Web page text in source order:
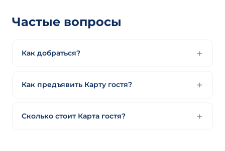
Частые вопросы
Как добраться?
Как предъявить Карту гостя?
Сколько стоит Карта гостя?